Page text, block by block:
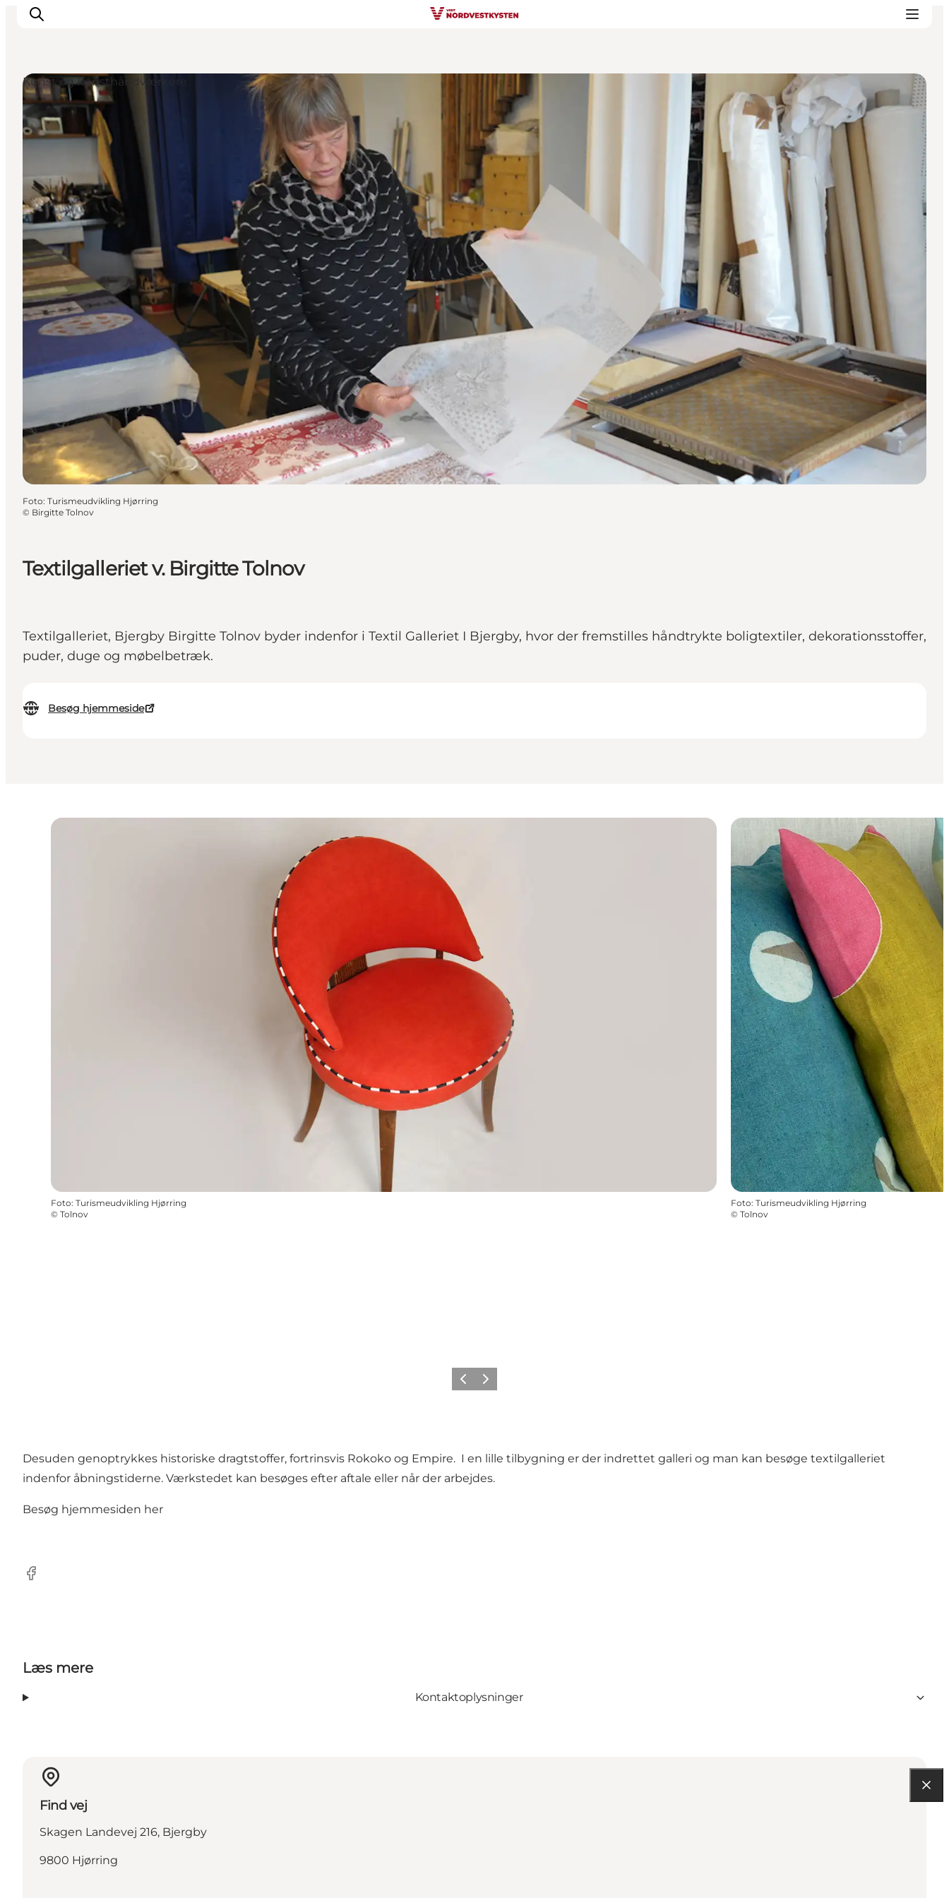
Feriesteder
Inspiration
Handicapvenlig ferie
Events
Overnatning
Planlæg din ferie
Textilgalleriet v. Birgitte Tolnov
Textilgalleriet, Bjergby Birgitte Tolnov byder indenfor i Textil Galleriet I Bjergby, hvor der fremstilles håndtrykte boligtextiler, dekorationsstoffer,
puder, duge og møbelbetræk.
Besøg hjemmeside
Kunst og kunsthåndværkere
Foto: Turismeudvikling Hjørring
© Birgitte Tolnov
Foto: Turismeudvikling Hjørring
© Tolnov
Foto: Turismeudvikling Hjørring
© Tolnov
ForrigeNæste
Desuden genoptrykkes historiske dragtstoffer, fortrinsvis Rokoko og Empire. I en lille tilbygning er der indrettet galleri og man kan besøge textilgalleriet
indenfor åbningstiderne. Værkstedet kan besøges efter aftale eller når der arbejdes.
Besøg hjemmesiden her
Facebook
Læs mere
Kontaktoplysninger
Find vej
Skagen Landevej 216, Bjergby
9800 Hjørring